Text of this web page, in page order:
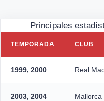
Principales
TEMPORADA CLUB
1999, 2000 Real
2003, 2004 Mallorca